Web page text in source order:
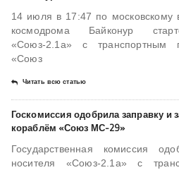
14 июля в 17:47 по московскому
космодрома Байконур
«Союз-2.1а» с транспортным
«Союз
Читать всю статью
Госкомиссия одобрила заправку и
кораблём «Союз МС-29»
Государственная комиссия
носителя «Союз-2.1а» с